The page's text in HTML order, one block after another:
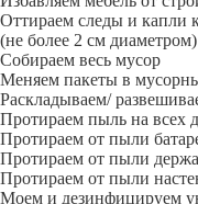
Оттираем следы и капли
(не более 2 см диаметром)
Собираем весь мусор
Меняем пакеты в
Раскладываем/
Протираем пыль на всех
Протираем от пыли
Протираем от пыли
Протираем от пыли
Моем и дезинфицируем